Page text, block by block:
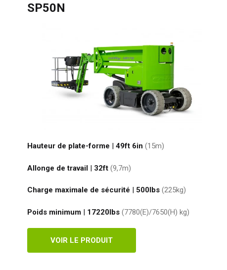
SP50N
Hauteur de plate-forme | 49ft 6in (15m)
Allonge de travail| 32ft (9,7m)
Charge maximale de sécurité 500lbs (225kg)
Poids minimum| 17220lbs (7780(E)/7650(H) kg)
VOIR LE PRODUIT